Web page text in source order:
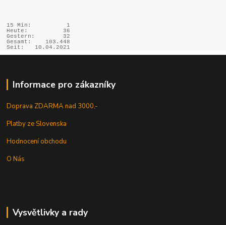
15 Min:
1
Heute:
36
Gestern:
32
Gesamt:
103.448
Seit:
10.04.2021
Informace pro zákazníky
Doprava ZDARMA nad 3000,-
Platby ze Slovenska
Hodnocení obchodu
O Nás
Vysvětlivky a rady